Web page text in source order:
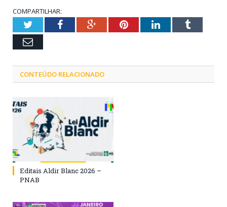
COMPARTILHAR:
TwitterFacebookGoogle+PinterestLinkedInTumblr
Email
CONTEÚDO RELACIONADO
Editais Aldir Blanc 2026 –
PNAB